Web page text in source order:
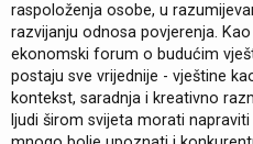
raspoloženja osobe, u
razvijanju odnosa povjerenja.
ekonomski forum o budućim
postaju sve vrijednije - vještine
kontekst, saradnja i kreativno
ljudi širom svijeta morati